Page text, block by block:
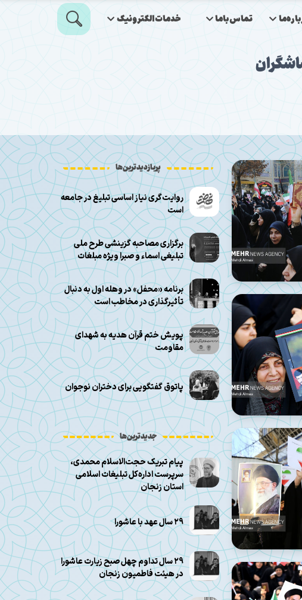
تماس‌باما خدمات‌الکترونیک
پربازدیدترین‌ها
روایت‌گری نیاز اساسی تبلیغ در جامعه
است
برگزاری مصاحبه گزینشی طرح ملی
تبلیغی اسماء و صبرا ویژه مبلغات
برنامه «محفل» در وهله اول به دنبال
تأثیرگذاری در مخاطب است
پویش ختم قرآن هدیه به شهدای
مقاومت
پاتوق گفتگویی برای دختران نوجوان
جدیدترین‌ها
پیام تبریک حجت‌الاسلام محمدی،
سرپرست اداره‌کل تبلیغات اسلامی
استان زنجان
۲۹ سال عهد با عاشورا
۲۹ سال تداوم چهل صبح زیارت عاشورا
در هیئت فاطمیون زنجان